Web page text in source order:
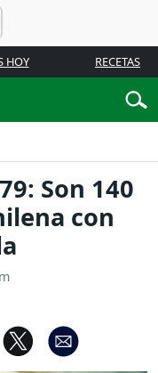
HOY RECETAS
Son 140
con